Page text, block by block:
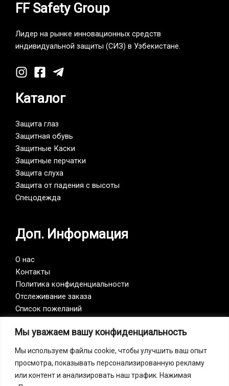
Мы уважаем вашу конфиденциальность
Мы используем файлы cookie, чтобы улучшить ваш опыт
просмотра, показывать персонализированную рекламу
или контент и анализировать наш трафик. Нажимая
FF Safety Group
Лидер на рынке инновационных средств
индивидуальной защиты (СИЗ) в Узбекистане.
Каталог
Защита глаз
Защитная обувь
Защитные Каски
Защитные перчатки
Защита слуха
Защита от падения с высоты
Спецодежда
Доп. Информация
О нас
Контакты
Политика конфиденциальности
Отслеживание заказа
Список пожеланий
Vision Zero
Наша компания является участником инициативы
Vision Zero. Vision Zero — это качественно новый